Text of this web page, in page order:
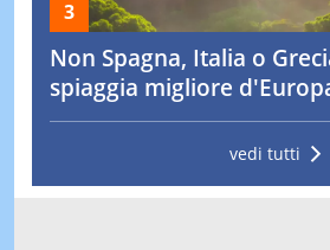
Non Spagna, Italia o
spiaggia migliore
vedi tutti